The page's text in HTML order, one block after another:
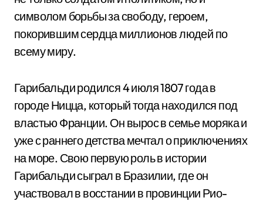
символом борьбы за свободу, героем,
покорившим сердца миллионов людей по
всему миру.
Гарибальди родился 4 июля 1807 года в
городе Ницца, который тогда находился под
властью Франции. Он вырос в семье моряка и
уже с раннего детства мечтал о приключениях
на море. Свою первую роль в истории
Гарибальди сыграл в Бразилии, где он
участвовал в восстании в провинции Рио-